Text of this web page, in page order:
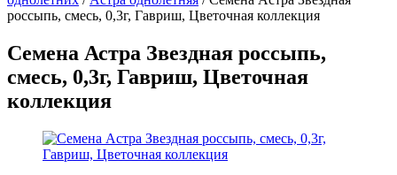
россыпь, смесь, 0,3г, Гавриш, Цветочная коллекция
Семена Астра Звездная россыпь,
смесь, 0,3г, Гавриш, Цветочная
коллекция